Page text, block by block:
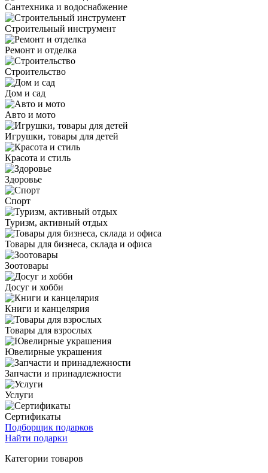
Сантехника и водоснабжение
Строительный инструмент
Ремонт и отделка
Строительство
Дом и сад
Авто и мото
Игрушки, товары для детей
Красота и стиль
Здоровье
Спорт
Туризм, активный отдых
Товары для бизнеса, склада и офиса
Зоотовары
Досуг и хобби
Книги и канцелярия
Товары для взрослых
Ювелирные украшения
Запчасти и принадлежности
Услуги
Сертификаты
Подборщик подарков
Найти подарки
Категории товаров